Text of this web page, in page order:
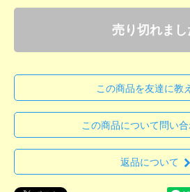
売り切れまし
この商品を友達に教
この商品について問い
返品について